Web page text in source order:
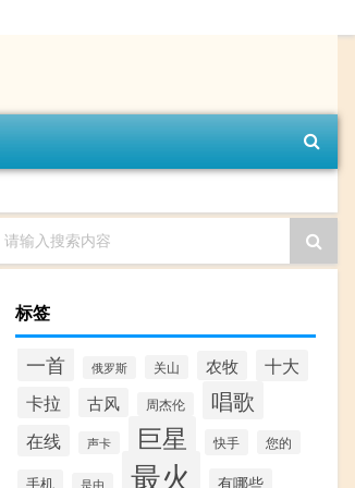
请输入搜索内容
标签
一首 俄罗斯 关山 农牧
十大
卡拉
古风 周杰伦 唱歌
在线 声卡 巨星 快手 您的
手机 是由 最火 有哪些